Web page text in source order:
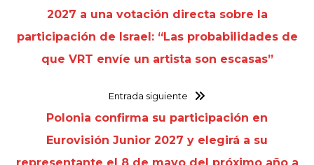
2027 a una votación directa sobre la
participación de Israel: “Las probabilidades de
que VRT envíe un artista son escasas”
Entrada siguiente
Polonia confirma su participación en
Eurovisión Junior 2027 y elegirá a su